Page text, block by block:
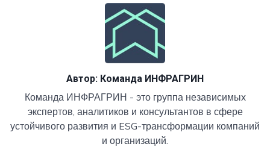
Автор: Команда ИНФРАГРИН
Команда ИНФРАГРИН - это группа независимых
экспертов, аналитиков и консультантов в сфере
устойчивого развития и ESG-трансформации компаний
и организаций.